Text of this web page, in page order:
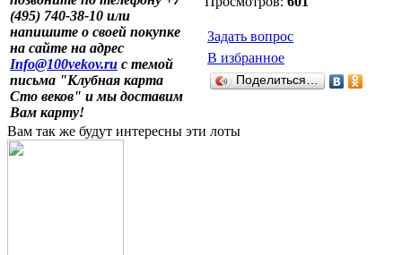
(495) 740-38-10 или
напишите о своей покупке
на сайте на адрес
Info@100vekov.ru с темой
письма "Клубная карта
Сто веков" и мы доставим
Вам карту!
Задать вопрос
В избранное
Поделиться…
Вам так же будут интересны эти лоты